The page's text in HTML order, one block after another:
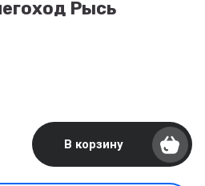
Рысь
В корзину